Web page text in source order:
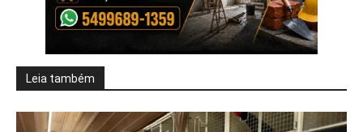
Leia também